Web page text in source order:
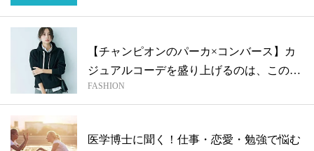
【チャンピオンのパーカ×コンバース】カ
ジュアルコーデを盛り上げるのは、この
「クチ...
FASHION
医学博士に聞く！仕事・恋愛・勉強で悩む